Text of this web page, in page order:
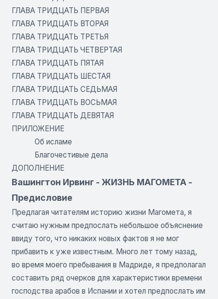
ГЛАВА ТРИДЦАТЬ ПЕРВАЯ
ГЛАВА ТРИДЦАТЬ ВТОРАЯ
ГЛАВА ТРИДЦАТЬ ТРЕТЬЯ
ГЛАВА ТРИДЦАТЬ ЧЕТВЕРТАЯ
ГЛАВА ТРИДЦАТЬ ПЯТАЯ
ГЛАВА ТРИДЦАТЬ ШЕСТАЯ
ГЛАВА ТРИДЦАТЬ СЕДЬМАЯ
ГЛАВА ТРИДЦАТЬ ВОСЬМАЯ
ГЛАВА ТРИДЦАТЬ ДЕВЯТАЯ
ПРИЛОЖЕНИЕ
Об исламе
Благочестивые дела
ДОПОЛНЕНИЕ
Вашингтон Ирвинг - ЖИЗНЬ МАГОМЕТА -
Предисловие
Предлагая читателям историю жизни Магомета, я
считаю нужным предпослать небольшое объяснение
ввиду того, что никаких новых фактов я не мог
прибавить к уже известным. Много лет тому назад,
во время моего пребывания в Мадриде, я предполагал
составить ряд очерков для характеристики времени
господства арабов в Испании и хотел предпослать им